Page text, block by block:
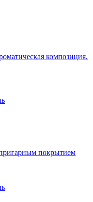
композиция.
покрытием